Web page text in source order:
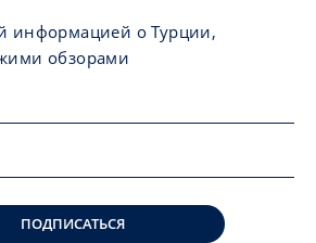
информацией о Турции,
обзорами
ПОДПИСАТЬСЯ